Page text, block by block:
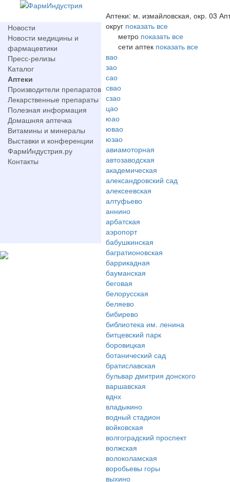
Новости
Новости медицины и
фармацевтики
Пресс-релизы
Каталог
Аптеки
Производители препаратов
Лекарственные препараты
Полезная информация
Домашняя аптечка
Витамины и минералы
Выставки и конференции
ФармИндустрия.ру
Контакты
Аптеки: м. измайловская, окр. 03
округ показать все
метро показать все
сети аптек показать все
вао
зао
сао
свао
сзао
цао
юао
ювао
юзао
авиамоторная
автозаводская
академическая
александровский сад
алексеевская
алтуфьево
аннино
арбатская
аэропорт
бабушкинская
багратионовская
баррикадная
бауманская
беговая
белорусская
беляево
бибирево
библиотека им. ленина
битцевский парк
боровицкая
ботанический сад
братиславская
бульвар дмитрия донского
варшавская
вднх
владыкино
водный стадион
войковская
волгоградский проспект
волжская
волоколамская
воробьевы горы
выхино